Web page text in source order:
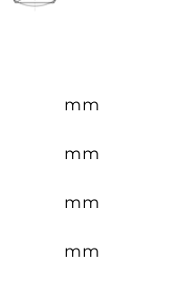
mm
mm
mm
mm